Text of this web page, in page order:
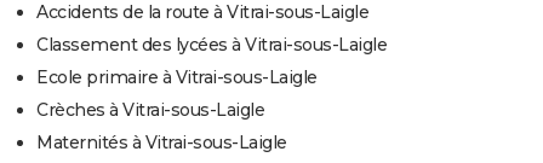
Accidents de la route à Vitrai-sous-Laigle
Classement des lycées à Vitrai-sous-Laigle
Ecole primaire à Vitrai-sous-Laigle
Crèches à Vitrai-sous-Laigle
Maternités à Vitrai-sous-Laigle